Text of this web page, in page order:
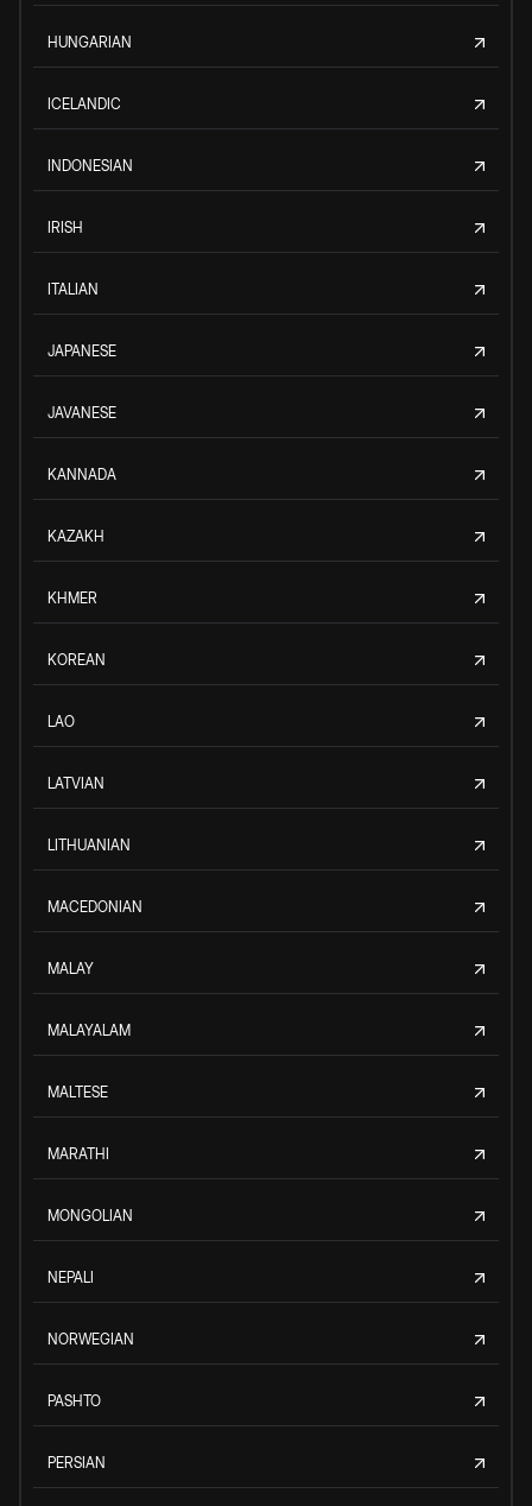
HUNGARIAN
ICELANDIC
INDONESIAN
IRISH
ITALIAN
JAPANESE
JAVANESE
KANNADA
KAZAKH
KHMER
KOREAN
LAO
LATVIAN
LITHUANIAN
MACEDONIAN
MALAY
MALAYALAM
MALTESE
MARATHI
MONGOLIAN
NEPALI
NORWEGIAN
PASHTO
PERSIAN